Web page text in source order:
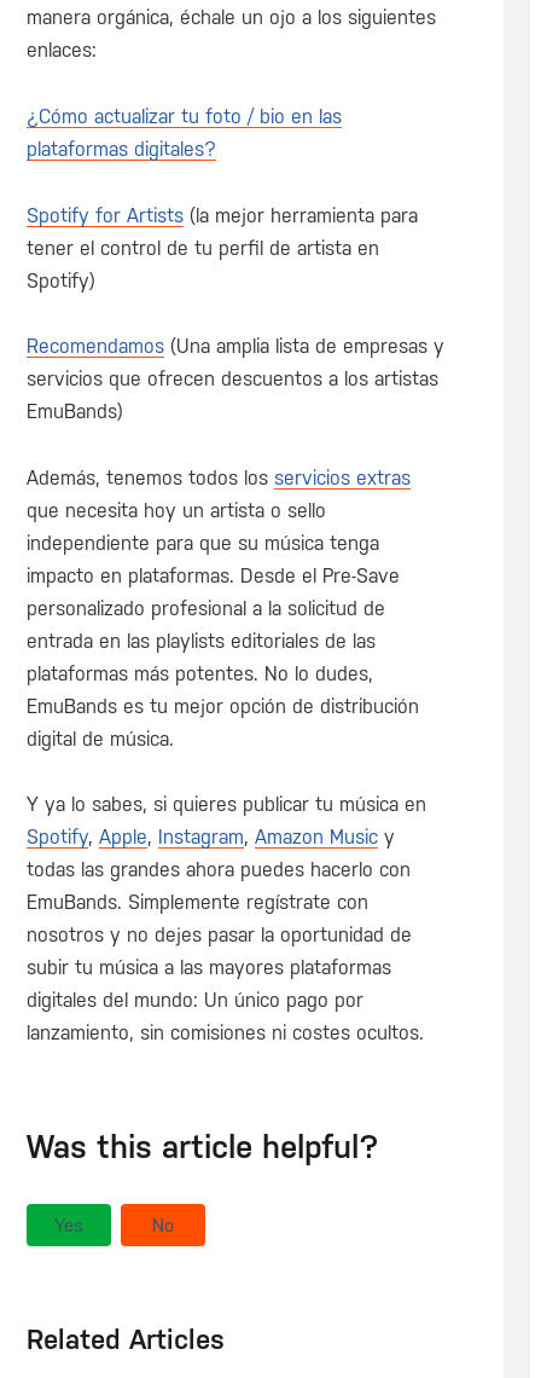
manera orgánica, échale un ojo a los siguientes
enlaces:
¿Cómo actualizar tu foto / bio en las
plataformas digitales?
Spotify for Artists(la mejor herramienta para
tener el control de tu perfil de artista en
Spotify)
Recomendamos(Una amplia lista de empresas y
servicios que ofrecen descuentos a los artistas
EmuBands)
Además, tenemos todos los servicios extras
que necesita hoy un artista o sello
independiente para que su música tenga
impacto en plataformas. Desde el Pre-Save
personalizado profesional a la solicitud de
entrada en las playlists editoriales de las
plataformas más potentes. No lo dudes,
EmuBands es tu mejor opción de distribución
digital de música.
Y ya lo sabes, si quieres publicar tu música en
Spotify, Apple, Instagram, Amazon Musicy
todas las grandes ahora puedes hacerlo con
EmuBands. Simplemente regístrate con
nosotros y no dejes pasar la oportunidad de
subir tu música a las mayores plataformas
digitales del mundo: Un único pago por
lanzamiento, sin comisiones ni costes ocultos.
Was this article helpful?
Yes No
Related Articles